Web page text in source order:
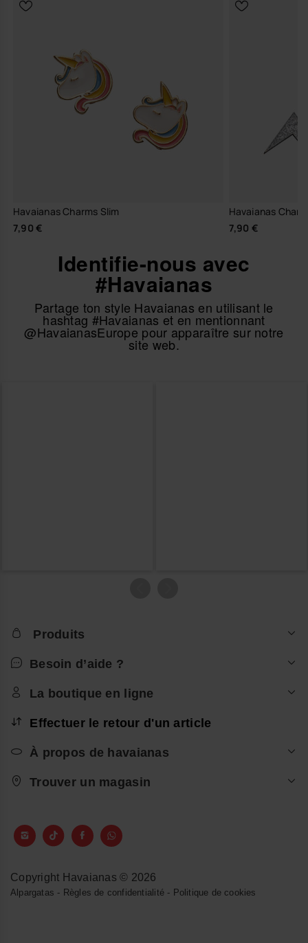
Havaianas Charms Slim
7,90 €
Havaianas
7,90 €
Identifie-nous avec
#Havaianas
Partage ton style Havaianas en utilisant le
hashtag #Havaianas et en mentionnant
@HavaianasEurope pour apparaître sur notre
site web.
Produits
Besoin d’aide ?
La boutique en ligne
Effectuer le retour d'un article
À propos de havaianas
Trouver un magasin
Copyright Havaianas © 2026
Alpargatas - Règles de confidentialité- Politique de cookies